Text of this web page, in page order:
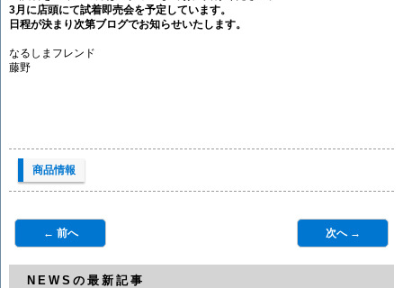
3月に店頭にて試着即売会を予定しています。
日程が決まり次第ブログでお知らせいたします。
なるしまフレンド
藤野
商品情報
← 前へ 次へ →
NEWSの最新記事